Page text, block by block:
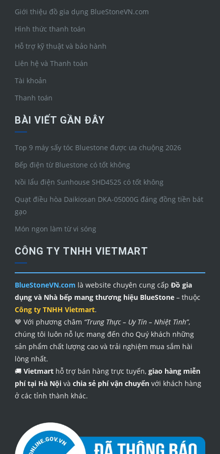
Giới thiệu đồ gia dụng BlueStoneVN.com
Hình thức thanh toán
Hỗ trợ kỹ thuật và bảo hành
Liên hệ và Thanh toán
Tài khoản
Thanh toán
BÀI VIẾT GẦN ĐÂY
Top 9 máy sấy tóc Bluestone được ưa chuộng 2026
Bếp điện từ Bluestone có tốt không
Nồi lẩu điện Sunhouse SHD4525 có tốt không
Quạt điều hòa Daikiosan DKA-05000G đáng đồng tiền bát
gạo
Món ngon làm từ vi sóng
CÔNG TY TNHH VIETMART
BlueStoneVN.com là website chuyên cung cấp Đồ gia
dụng và Nhà bếp mang thương hiệu BlueStone – thuộc
Công ty TNHH Vietmart.
💙 Với phương châm “Trung Thực – Uy Tín – Nhiệt Tình”,
chúng tôi luôn nỗ lực mang đến cho Quý khách những
sản phẩm chất lượng cao và trải nghiệm mua sắm hài
lòng nhất.
🚚 Vietmart hỗ trợ bán hàng trực tuyến, giao hàng miễn
phí tại Hà Nội và chia sẻ phí vận chuyển với khách hàng
ở các tỉnh thành khác.